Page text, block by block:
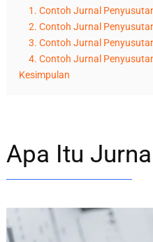
1. Contoh Jurnal
2. Contoh Jurnal
3. Contoh Jurnal
4. Contoh Jurnal
Kesimpulan
Apa Itu